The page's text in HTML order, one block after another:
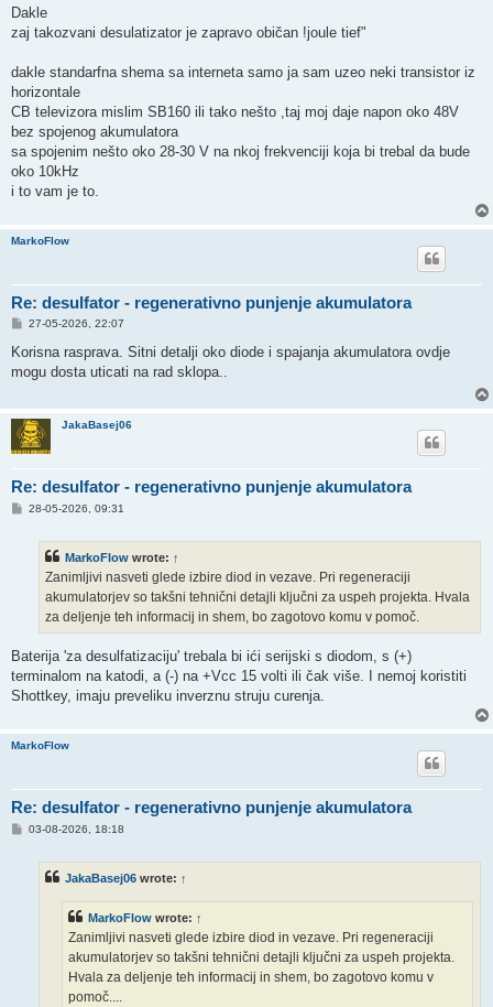
s
Dakle
zaj takozvani desulatizator je zapravo običan !joule tief"
dakle standarfna shema sa interneta samo ja sam uzeo neki transistor iz
horizontale
CB televizora mislim SB160 ili tako nešto ,taj moj daje napon oko 48V
bez spojenog akumulatora
sa spojenim nešto oko 28-30 V na nkoj frekvenciji koja bi trebal da bude
oko 10kHz
i to vam je to.
MarkoFlow
Re: desulfator - regenerativno punjenje akumulatora
P
s
27-05-2026, 22:07
Korisna rasprava. Sitni detalji oko diode i spajanja akumulatora ovdje
mogu dosta uticati na rad sklopa..
JakaBasej06
Re: desulfator - regenerativno punjenje akumulatora
P28-05-2026, 09:31
MarkoFlow wrote: ↑
Zanimljivi nasveti glede izbire diod in vezave. Pri regeneraciji
akumulatorjev so takšni tehnični detajli ključni za uspeh projekta. Hvala
za deljenje teh informacij in shem, bo zagotovo komu v pomoč.
Baterija 'za desulfatizaciju' trebala bi ići serijski s diodom, s (+)
terminalom na katodi, a (-) na +Vcc 15 volti ili čak više. I nemoj koristiti
Shottkey, imaju preveliku inverznu struju curenja.
MarkoFlow
Re: desulfator - regenerativno punjenje akumulatora
P03-08-2026, 18:18
JakaBasej06 wrote: ↑
MarkoFlow wrote: ↑
Zanimljivi nasveti glede izbire diod in vezave. Pri regeneraciji
akumulatorjev so takšni tehnični detajli ključni za uspeh projekta.
Hvala za deljenje teh informacij in shem, bo zagotovo komu v
pomoč....